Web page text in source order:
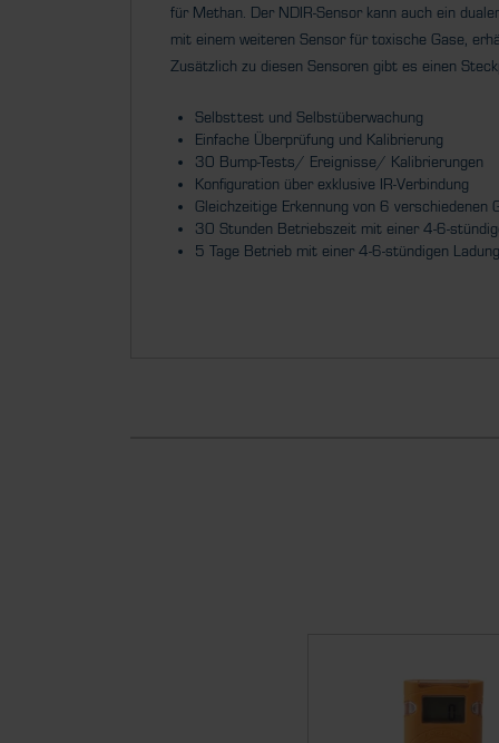
für Methan. Der NDIR-Sensor kann auch ein
mit einem weiteren Sensor für toxische Gase,
Zusätzlich zu diesen Sensoren gibt es einen
Selbsttest und Selbstüberwachung
Einfache Überprüfung und Kalibrierung
30 Bump-Tests/ Ereignisse/ Kalibrierungen
Konfiguration über exklusive IR-Verbindung
Gleichzeitige Erkennung von 6 verschiedenen
30 Stunden Betriebszeit mit einer 4-6-
5 Tage Betrieb mit einer 4-6-stündigen Ladung